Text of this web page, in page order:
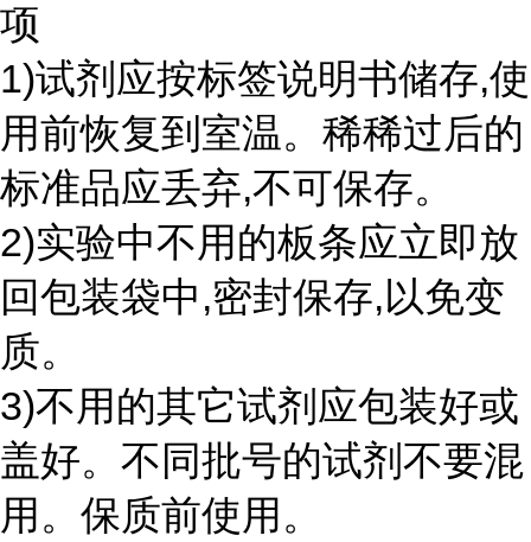
项
1)试剂应按标签说明书储存,使
用前恢复到室温。稀稀过后的
标准品应丢弃,不可保存。
2)实验中不用的板条应立即放
回包装袋中,密封保存,以免变
质。
3)不用的其它试剂应包装好或
盖好。不同批号的试剂不要混
用。保质前使用。